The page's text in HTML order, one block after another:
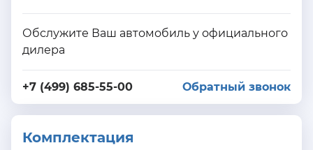
Обслужите Ваш автомобиль у официального
дилера
+7 (499) 685-55-00 Обратный звонок
Комплектация